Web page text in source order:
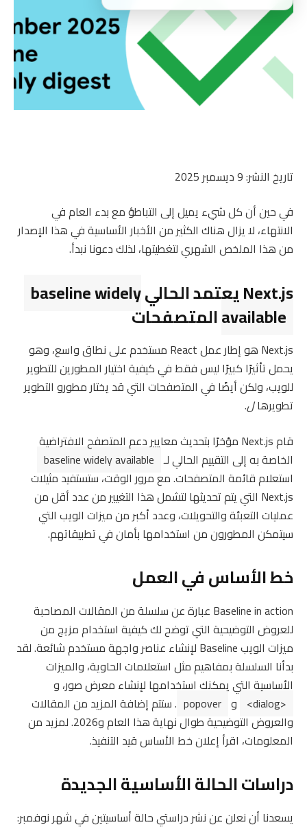
تاريخ النشر: 9 ديسمبر 2025
في حين أن كل شيء يميل إلى التباطؤ مع بدء العام في
الانتهاء، لا يزال هناك الكثير من الأخبار الأساسية في هذا الإصدار
من هذا الملخص الشهري لتغطيتها، لذلك دعونا نبدأ.
Next.js يعتمد الحالي baseline widely
availableالمتصفحات
Next.js هو إطار عمل React مستخدم على نطاق واسع، وهو
يحمل تأثيرًا كبيرًا ليس فقط في كيفية اختيار المطورين للتطوير
للويب، ولكن أيضًا في المتصفحات التي قد يختار مطورو التطوير
تطويرهال.
قام Next.js مؤخرًا بتحديث معايير دعم المتصفح الافتراضية
الخاصة به إلى التقييم الحالي لـ baseline widely available
استعلام قائمة المتصفحات. مع مرور الوقت، ستستفيد مثيلات
Next.js التي يتم تحديثها لتشمل هذا التغيير من عدد أقل من
عمليات التعبئة والتحويلات، وعدد أكبر من ميزات الويب التي
سيتمكن المطورون من استخدامها بأمان في تطبيقاتهم.
خط الأساس في العمل
Baseline in action عبارة عن سلسلة من المقالات المصاحبة
للعروض التوضيحية التي توضح لك كيفية استخدام مزيج من
ميزات الويب Baseline لإنشاء عناصر واجهة مستخدم شائعة. لقد
بدأنا السلسلة بمفاهيم مثل استعلامات الحاوية، والميزات
الأساسية التي يمكنك استخدامها لإنشاء معرض صور، و
<dialog> و popover . ستتم إضافة المزيد من المقالات
والعروض التوضيحية طوال نهاية هذا العام و2026. لمزيد من
المعلومات، اقرأ إعلان خط الأساس قيد التنفيذ.
دراسات الحالة الأساسية الجديدة
يسعدنا أن نعلن عن نشر دراستي حالة أساسيتين في شهر نوفمبر: